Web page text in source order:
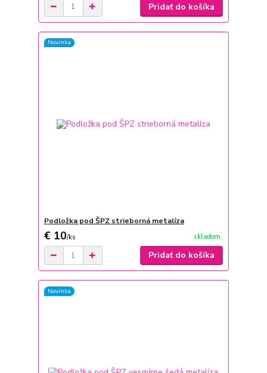
Pridať do košíka
Novinka
Podložka pod ŠPZ strieborná metalíza
€ 10/ks skladom
Pridať do košíka
Novinka